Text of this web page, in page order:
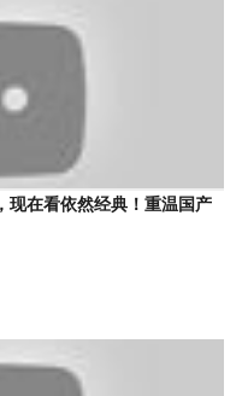
现在看依然经典！重温国产